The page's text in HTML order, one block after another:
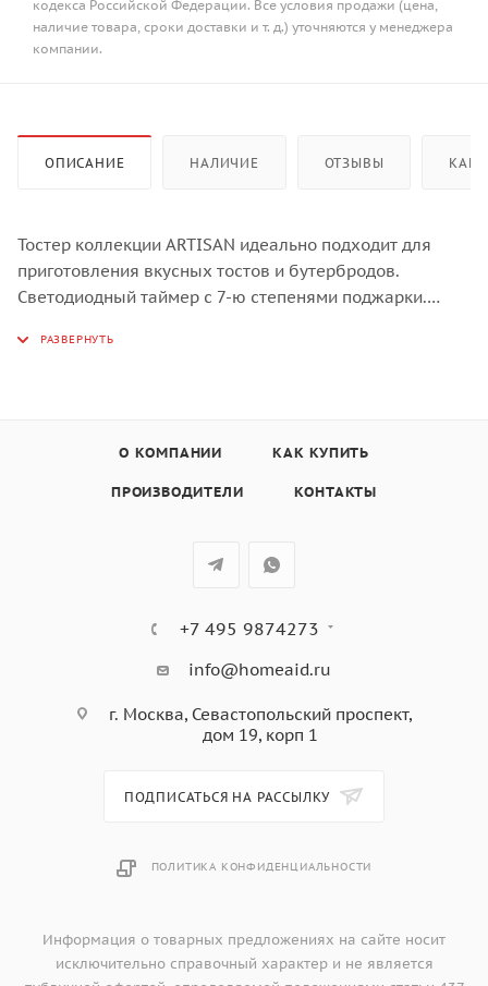
кодекса Российской Федерации. Все условия продажи (цена,
наличие товара, сроки доставки и т. д.) уточняются у менеджера
компании.
ОПИСАНИЕ НАЛИЧИЕ ОТЗЫВЫ КАК
Тостер коллекции ARTISAN идеально подходит для
приготовления вкусных тостов и бутербродов.
Светодиодный таймер с 7-ю степенями поджарки.
Автоматическое опускание/поднятие тостов. Функция
тостов. Функция для приготовления бейглов и булочек
Надежная и прочная, для поджарки любого вида
О КОМПАНИИ КАК КУПИТЬ
ПРОИЗВОДИТЕЛИ КОНТАКТЫ
+7 495 9874273
info@homeaid.ru
г. Москва, Севастопольский проспект,
дом 19, корп 1
ПОДПИСАТЬСЯ НА РАССЫЛКУ
ПОЛИТИКА КОНФИДЕНЦИАЛЬНОСТИ
Информация о товарных предложениях на сайте носит
исключительно справочный характер и не является